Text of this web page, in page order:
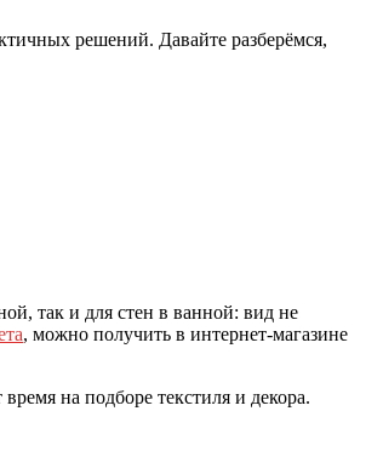
решений. Давайте разберёмся,
так и для стен в ванной: вид не
, можно получить в интернет-магазине
на подборе текстиля и декора.